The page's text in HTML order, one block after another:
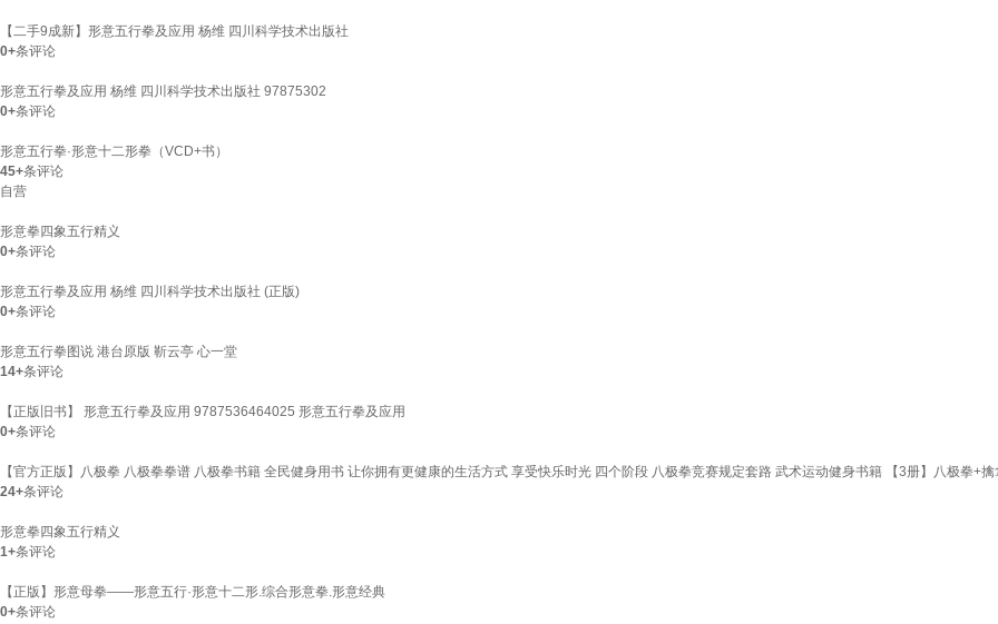
【二手9成新】形意五行拳及应用 杨维 四川科学技术出版社
0+条评论
形意五行拳及应用 杨维 四川科学技术出版社 97875302
0+条评论
形意五行拳·形意十二形拳（VCD+书）
45+条评论
自营
形意拳四象五行精义
0+条评论
形意五行拳及应用 杨维 四川科学技术出版社 (正版)
0+条评论
形意五行拳图说 港台原版 靳云亭 心一堂
14+条评论
【正版旧书】 形意五行拳及应用 9787536464025 形意五行拳及应用
0+条评论
【官方正版】八极拳 八极拳拳谱 八极拳书籍 全民健身用书 让你拥有更健康的生活方式 享受快乐时光 四个阶段 八极拳竞赛规定套路 武术运动健身书籍 【3册】八极拳+
24+条评论
形意拳四象五行精义
1+条评论
【正版】形意母拳——形意五行·形意十二形.综合形意拳.形意经典
0+条评论